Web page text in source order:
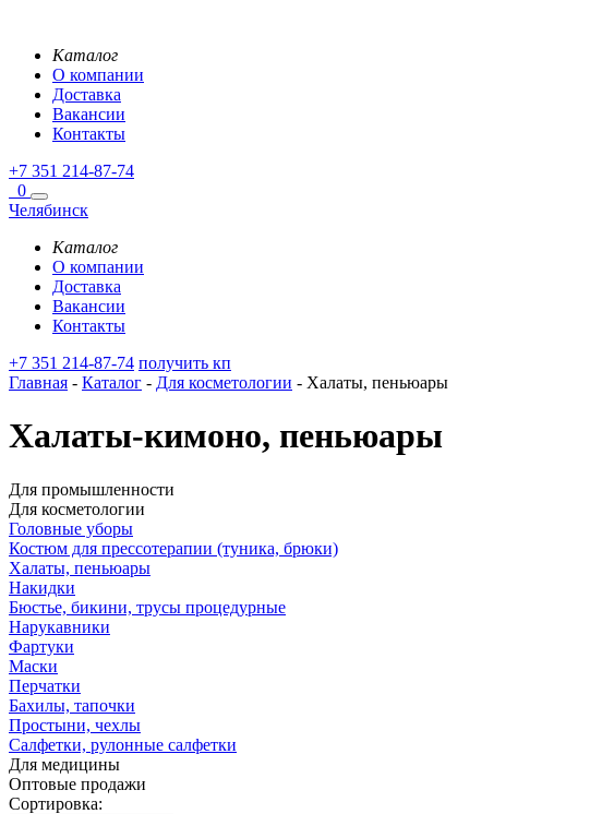
Каталог
О компании
Доставка
Вакансии
Контакты
+7 351 214-87-74
0
Челябинск
Каталог
О компании
Доставка
Вакансии
Контакты
+7 351 214-87-74 получить кп
Главная - Каталог - Для косметологии - Халаты, пеньюары
Халаты-кимоно, пеньюары
Для промышленности
Для косметологии
Головные уборы
Костюм для прессотерапии (туника, брюки)
Халаты, пеньюары
Накидки
Бюстье, бикини, трусы процедурные
Нарукавники
Фартуки
Маски
Перчатки
Бахилы, тапочки
Простыни, чехлы
Салфетки, рулонные салфетки
Для медицины
Оптовые продажи
Сортировка: